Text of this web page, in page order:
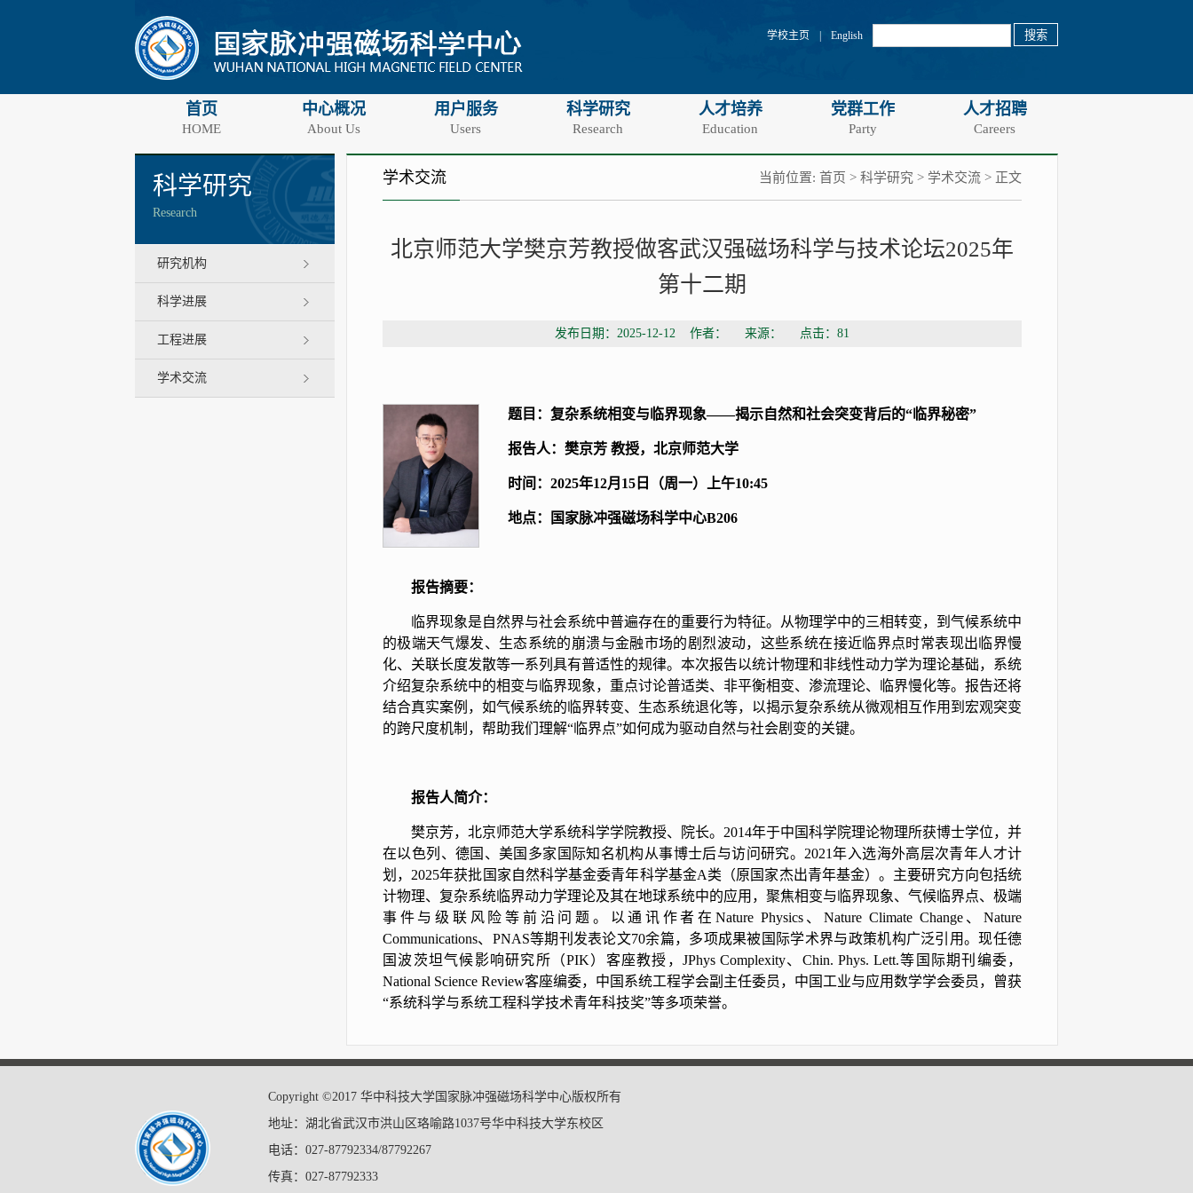
学校主页 English
首页
HOME
中心概况
About Us
用户服务
Users
科学研究
Research
人才培养
Education
党群工作
Party
人才招聘
Careers
科学研究
Research
研究机构
科学进展
工程进展
学术交流
学术交流 当前位置: 首页 > 科学研究 > 学术交流 > 正文
北京师范大学樊京芳教授做客武汉强磁场科学与技术论坛2025年
第十二期
发布日期：2025-12-12 作者： 来源： 点击： 81
题目：复杂系统相变与临界现象——揭示自然和社会突变背后的“临界秘密”
报告人：樊京芳 教授，北京师范大学
时间：2025年12月15日（周一）上午10:45
地点：国家脉冲强磁场科学中心B206
报告摘要：
临界现象是自然界与社会系统中普遍存在的重要行为特征。从物理学中的三相转变，到气候系统中
的极端天气爆发、生态系统的崩溃与金融市场的剧烈波动，这些系统在接近临界点时常表现出临界慢
化、关联长度发散等一系列具有普适性的规律。本次报告以统计物理和非线性动力学为理论基础，系统
介绍复杂系统中的相变与临界现象，重点讨论普适类、非平衡相变、渗流理论、临界慢化等。报告还将
结合真实案例，如气候系统的临界转变、生态系统退化等，以揭示复杂系统从微观相互作用到宏观突变
的跨尺度机制，帮助我们理解“临界点”如何成为驱动自然与社会剧变的关键。
报告人简介：
樊京芳，北京师范大学系统科学学院教授、院长。2014年于中国科学院理论物理所获博士学位，并
在以色列、德国、美国多家国际知名机构从事博士后与访问研究。2021年入选海外高层次青年人才计
划，2025年获批国家自然科学基金委青年科学基金A类（原国家杰出青年基金）。主要研究方向包括统
计物理、复杂系统临界动力学理论及其在地球系统中的应用，聚焦相变与临界现象、气候临界点、极端
事件与级联风险等前沿问题。以通讯作者在Nature Physics、Nature Climate Change、Nature
Communications、PNAS等期刊发表论文70余篇，多项成果被国际学术界与政策机构广泛引用。现任德
国波茨坦气候影响研究所（PIK）客座教授，JPhys Complexity、Chin. Phys. Lett.等国际期刊编委，
National Science Review客座编委，中国系统工程学会副主任委员，中国工业与应用数学学会委员，曾获
“系统科学与系统工程科学技术青年科技奖”等多项荣誉。
Copyright ©2017 华中科技大学国家脉冲强磁场科学中心版权所有
地址：湖北省武汉市洪山区珞喻路1037号华中科技大学东校区
电话：027-87792334/87792267
传真：027-87792333